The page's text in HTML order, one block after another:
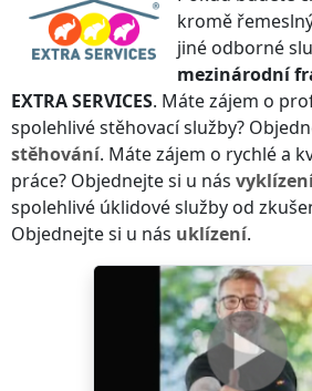
kromě
jiné odborné
mezinárodní
EXTRA SERVICES. Máte zájem o
spolehlivé stěhovací služby?
stěhování. Máte zájem o rychlé a
práce? Objednejte si u nás
spolehlivé úklidové služby od
Objednejte si u nás uklízení.